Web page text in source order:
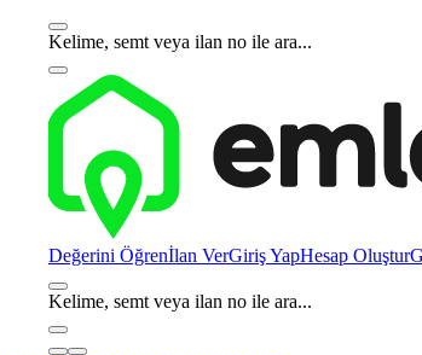
Kelime, semt veya ilan no ile ara...
Değerini Öğrenİlan VerGiriş YapHesap Oluştur
Kelime, semt veya ilan no ile ara...